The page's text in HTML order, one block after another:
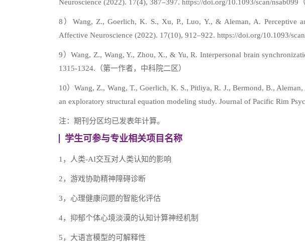
Neuroscience (2022). 17(4), 387–397. https://doi.org/10.1093/scan/nsab099
8）Wang, Z., Goerlich, K. S., Xu, P., Luo, Y., & Aleman, A. Perceptive
Affective Neuroscience (2022). 17(10), 912–922. https://doi.org/10.1093/
9）Wang, Z., Wang, Y., Zhou, X., & Yu, R. Interpersonal brain
1315-1324.（第一作者，中科院二区）
10）Wang, Z., Wang, T., Goerlich, K. S., Pitliya, R. J., Bermond, B.,
an exploratory structural equation modeling study. Journal of Pacific Rim
注：期刊分区均已发表年计算。
学生可参与专业相关项目名称
1，人类-AI交互对人类认知的影响
2，游戏协助精神障碍诊断
3，心理健康问题的智能化评估
4，抑郁个体心境淡漠的认知计算神经机制
5，大语言模型的可解释性